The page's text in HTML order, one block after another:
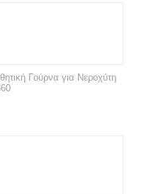
Γούρνα για Νεροχύτη